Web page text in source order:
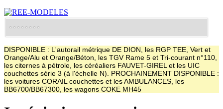
DISPONIBLE : L'autorail métrique DE DION, les RGP TEE, Vert et
Orange/Alu et Orange/Béton, les TGV Rame 5 et Tri-courant n°110,
les citernes à pétrole, les céréaliers FAUVET-GIREL et les UIC
couchettes série 3 (à l'échelle N). PROCHAINEMENT DISPONIBLE :
les voitures CORAIL couchettes et les AMBULANCES, les
BB6700/BB67300, les wagons COKE MH45